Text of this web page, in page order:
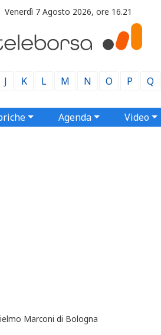
Venerdì 7 Agosto 2026, ore 16.21
J K L M N O P Q
Agenda Video
Marconi di Bologna